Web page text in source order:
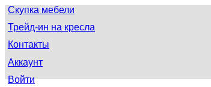
Скупка мебели
Трейд-ин на кресла
Контакты
Аккаунт
Войти